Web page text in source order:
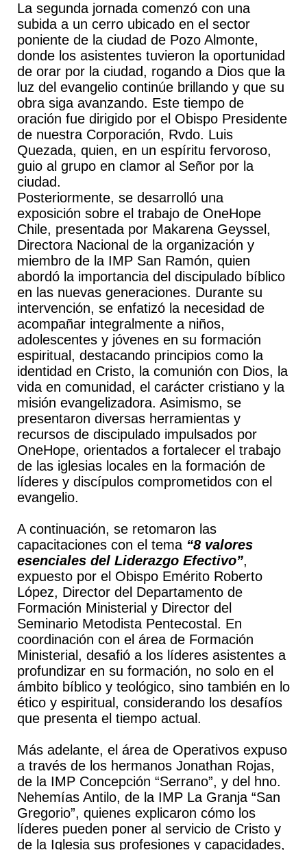
La segunda jornada comenzó con una
subida a un cerro ubicado en el sector
poniente de la ciudad de Pozo Almonte,
donde los asistentes tuvieron la oportunidad
de orar por la ciudad, rogando a Dios que la
luz del evangelio continúe brillando y que su
obra siga avanzando. Este tiempo de
oración fue dirigido por el Obispo Presidente
de nuestra Corporación, Rvdo. Luis
Quezada, quien, en un espíritu fervoroso,
guio al grupo en clamor al Señor por la
ciudad.
Posteriormente, se desarrolló una
exposición sobre el trabajo de OneHope
Chile, presentada por Makarena Geyssel,
Directora Nacional de la organización y
miembro de la IMP San Ramón, quien
abordó la importancia del discipulado bíblico
en las nuevas generaciones. Durante su
intervención, se enfatizó la necesidad de
acompañar integralmente a niños,
adolescentes y jóvenes en su formación
espiritual, destacando principios como la
identidad en Cristo, la comunión con Dios, la
vida en comunidad, el carácter cristiano y la
misión evangelizadora. Asimismo, se
presentaron diversas herramientas y
recursos de discipulado impulsados por
OneHope, orientados a fortalecer el trabajo
de las iglesias locales en la formación de
líderes y discípulos comprometidos con el
evangelio.
A continuación, se retomaron las
capacitaciones con el tema “8 valores
esenciales del Liderazgo Efectivo”,
expuesto por el Obispo Emérito Roberto
López, Director del Departamento de
Formación Ministerial y Director del
Seminario Metodista Pentecostal. En
coordinación con el área de Formación
Ministerial, desafió a los líderes asistentes a
profundizar en su formación, no solo en el
ámbito bíblico y teológico, sino también en lo
ético y espiritual, considerando los desafíos
que presenta el tiempo actual.
Más adelante, el área de Operativos expuso
a través de los hermanos Jonathan Rojas,
de la IMP Concepción “Serrano”, y del hno.
Nehemías Antilo, de la IMP La Granja “San
Gregorio”, quienes explicaron cómo los
líderes pueden poner al servicio de Cristo y
de la Iglesia sus profesiones y capacidades,